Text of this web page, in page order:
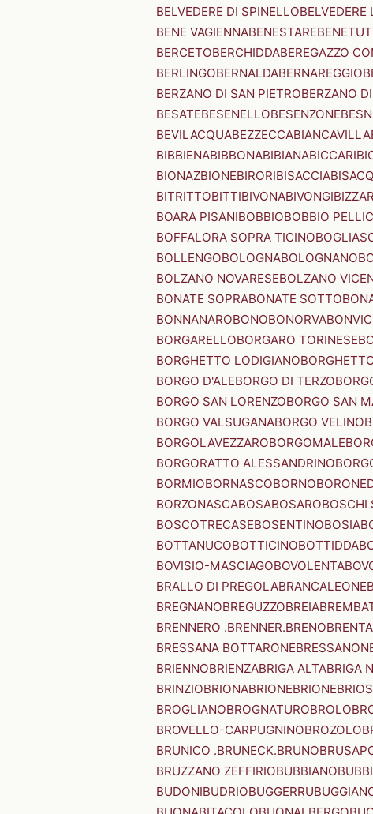
BELVEDERE DI SPINELLOBELVEDERE
BENE VAGIENNABENESTARE
BERCETOBERCHIDDABEREGAZZO
BERLINGOBERNALDABERNAREGGIO
BERZANO DI SAN PIETROBERZANO
BESATEBESENELLOBESENZONE
BEVILACQUABEZZECCABIANCAVILLA
BIBBIENABIBBONABIBIANABICCARI
BIONAZBIONEBIRORIBISACCIA
BITRITTOBITTIBIVONABIVONGI
BOARA PISANIBOBBIOBOBBIO
BOFFALORA SOPRA TICINO
BOLLENGOBOLOGNABOLOGNANO
BOLZANO NOVARESEBOLZANO
BONATE SOPRABONATE SOTTO
BONNANAROBONOBONORVA
BORGARELLOBORGARO TORINESE
BORGHETTO LODIGIANO
BORGO D'ALEBORGO DI TERZO
BORGO SAN LORENZOBORGO SAN
BORGO VALSUGANABORGO VELINO
BORGOLAVEZZAROBORGOMALE
BORGORATTO ALESSANDRINO
BORMIOBORNASCOBORNO
BORZONASCABOSABOSAROBOSCHI
BOSCOTRECASEBOSENTINOBOSIA
BOTTANUCOBOTTICINOBOTTIDDA
BOVISIO-MASCIAGOBOVOLENTA
BRALLO DI PREGOLABRANCALEONE
BREGNANOBREGUZZOBREIA
BRENNERO .BRENNER.BRENOBRENTA
BRESSANA BOTTARONE
BRIENNOBRIENZABRIGA ALTABRIGA
BRINZIOBRIONABRIONEBRIONE
BROGLIANOBROGNATUROBROLO
BROVELLO-CARPUGNINOBROZOLO
BRUNICO .BRUNECK.BRUNO
BRUZZANO ZEFFIRIOBUBBIANO
BUDONIBUDRIOBUGGERRU